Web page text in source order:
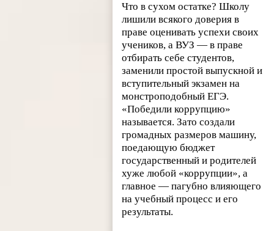
Что в сухом остатке? Школу
лишили всякого доверия в
праве оценивать успехи своих
учеников, а ВУЗ — в праве
отбирать себе студентов,
заменили простой выпускной и
вступительный экзамен на
монстроподобный ЕГЭ.
«Победили коррупцию»
называется. Зато создали
громадных размеров машину,
поедающую бюджет
государственный и родителей
хуже любой «коррупции», а
главное — пагубно влияющего
на учебный процесс и его
результаты.